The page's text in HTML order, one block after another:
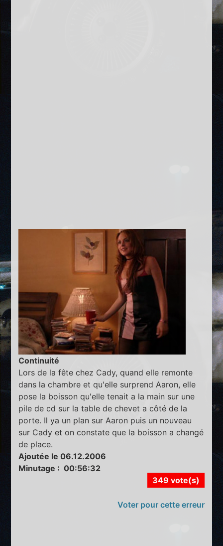
Continuité
Lors de la fête chez Cady, quand elle remonte
dans la chambre et qu'elle surprend Aaron, elle
pose la boisson qu'elle tenait a la main sur une
pile de cd sur la table de chevet a côté de la
porte. Il ya un plan sur Aaron puis un nouveau
sur Cady et on constate que la boisson a changé
de place.
Ajoutée le 06.12.2006
Minutage : 00:56:32
349 vote(s)
Voter pour cette erreur